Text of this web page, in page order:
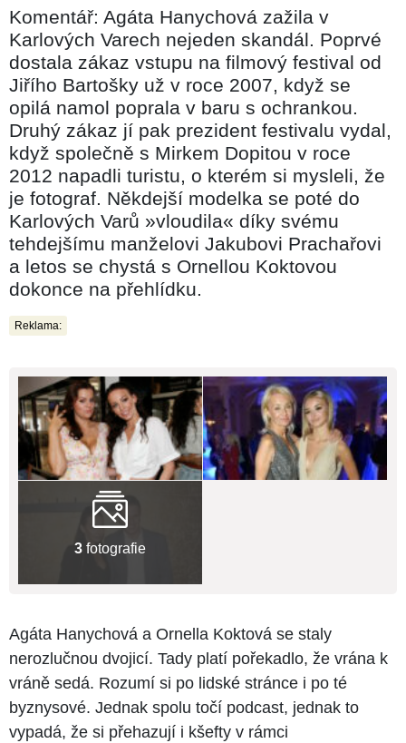
Komentář: Agáta Hanychová zažila v
Karlových Varech nejeden skandál. Poprvé
dostala zákaz vstupu na filmový festival od
Jiřího Bartošky už v roce 2007, když se
opilá namol poprala v baru s ochrankou.
Druhý zákaz jí pak prezident festivalu vydal,
když společně s Mirkem Dopitou v roce
2012 napadli turistu, o kterém si mysleli, že
je fotograf. Někdejší modelka se poté do
Karlových Varů »vloudila« díky svému
tehdejšímu manželovi Jakubovi Prachařovi
a letos se chystá s Ornellou Koktovou
dokonce na přehlídku.
Reklama:
3 fotografie
Agáta Hanychová a Ornella Koktová se staly
nerozlučnou dvojicí. Tady platí pořekadlo, že vrána k
vráně sedá. Rozumí si po lidské stránce i po té
byznysové. Jednak spolu točí podcast, jednak to
vypadá, že si přehazují i kšefty v rámci